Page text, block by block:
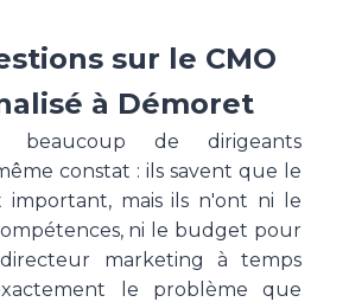
sur le CMO
à Démoret
beaucoup de dirigeants
constat : ils savent que le
important, mais ils n'ont ni le
ni le budget pour
marketing à temps
le problème que